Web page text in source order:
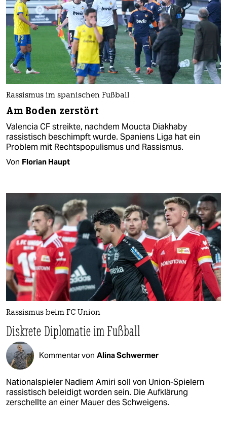
Rassismus im spanischen Fußball
Am Boden zerstört
Valencia CF streikte, nachdem Moucta Diakhaby
rassistisch beschimpft wurde. Spaniens Liga hat ein
Problem mit Rechtspopulismus und Rassismus.
Von Florian Haupt
Rassismus beim FC Union
Diskrete Diplomatie im Fußball
Kommentar von Alina Schwermer
Nationalspieler Nadiem Amiri soll von Union-Spielern
rassistisch beleidigt worden sein. Die Aufklärung
zerschellte an einer Mauer des Schweigens.